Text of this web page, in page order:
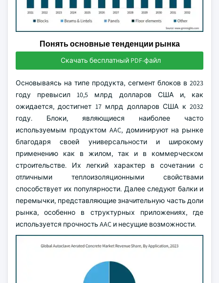
Понять основные тенденции рынка
Скачать бесплатный PDF-файл
Основываясь на типе продукта, сегмент блоков в 2023
году превысил 10,5 млрд долларов США и, как
ожидается, достигнет 17 млрд долларов США к 2032
году. Блоки, являющиеся наиболее часто
используемым продуктом AAC, доминируют на рынке
благодаря своей универсальности и широкому
применению как в жилом, так и в коммерческом
строительстве. Их легкий характер в сочетании с
отличными теплоизоляционными свойствами
способствует их популярности. Далее следуют балки и
перемычки, представляющие значительную часть доли
рынка, особенно в структурных приложениях, где
используется прочность AAC и несущие возможности.